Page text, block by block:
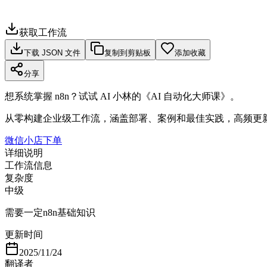
获取工作流
下载 JSON 文件 复制到剪贴板 添加收藏
分享
想系统掌握 n8n？试试 AI 小林的《AI 自动化大师课》。
从零构建企业级工作流，涵盖部署、案例和最佳实践，高频更
微信小店下单
详细说明
工作流信息
复杂度
中级
需要一定n8n基础知识
更新时间
2025/11/24
翻译者